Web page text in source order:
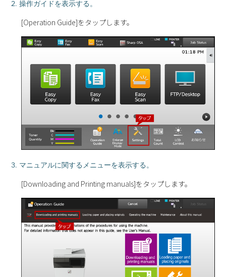
2. 操作ガイドを表示する。
[Operation Guide]をタップします。
3. マニュアルに関するメニューを表示する。
[Downloading and Printing manuals]をタップします。